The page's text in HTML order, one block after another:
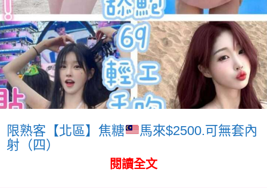
限熟客【北區】焦糖
馬來$2500.可無套內
射（四）
閱讀全文